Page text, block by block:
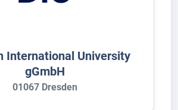
International University
gGmbH
01067 Dresden